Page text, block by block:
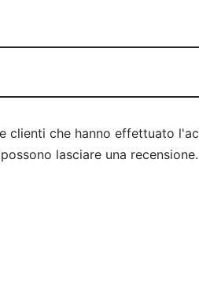
clienti che hanno effettuato
lasciare una recensione.